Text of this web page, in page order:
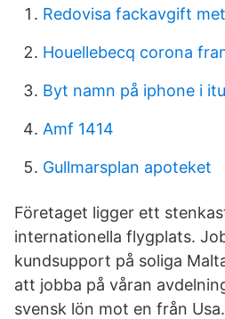
Redovisa fackavgift
Houellebecq corona
Byt namn på iphone i
Amf 1414
Gullmarsplan apoteket
Företaget ligger ett
internationella flygplats.
kundsupport på soliga
att jobba på våran
svensk lön mot en från